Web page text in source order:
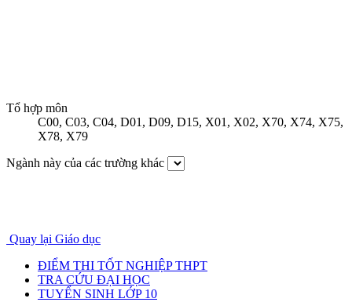
Tổ hợp môn
C00, C03, C04, D01, D09, D15, X01, X02, X70, X74, X75,
X78, X79
Ngành này của các trường khác
Quay lại Giáo dục
ĐIỂM THI TỐT NGHIỆP THPT
TRA CỨU ĐẠI HỌC
TUYỂN SINH LỚP 10